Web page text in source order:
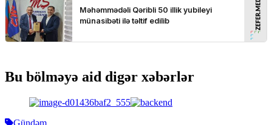
Bu bölməyə aid digər xəbərlər
Gündəm